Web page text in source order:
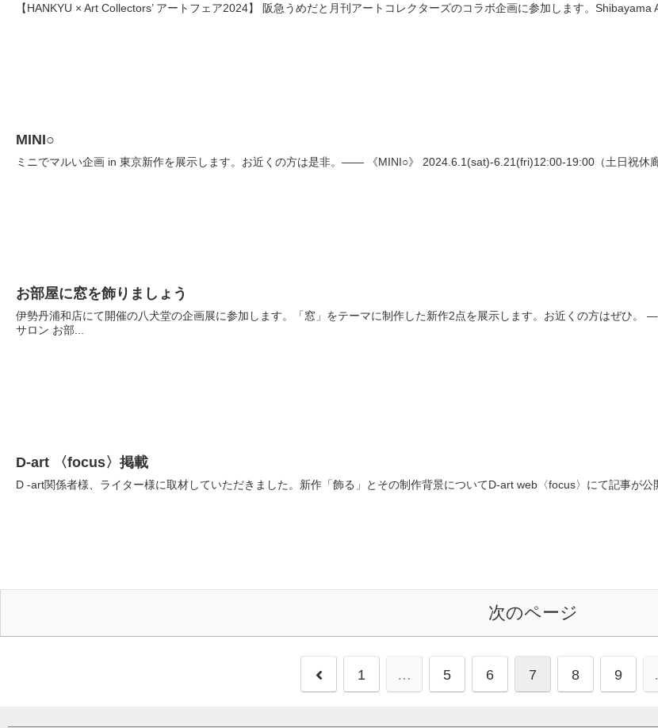
【HANKYU × Art Collectors’ アートフェア2024】 阪急うめだと月刊アートコレクターズのコラボ企画に参加します。
MINI○
ミニでマルい企画 in 東京新作を展示します。お近くの方は是非。—— 《MINI○》 2024.6.1(sat)-6.21(fri)12:00-19:00（土日祝休
お部屋に窓を飾りましょう
伊勢丹浦和店にて開催の八犬堂の企画展に参加します。「窓」をテーマに制作した新作2点を展示します。お近くの方はぜひ
サロン お部...
D-art 〈focus〉掲載
D -art関係者様、ライター様に取材していただきました。新作「飾る」とその制作背景についてD-art web〈focus〉にて記事が公
次のページ
1 … 5 6 7 8 9